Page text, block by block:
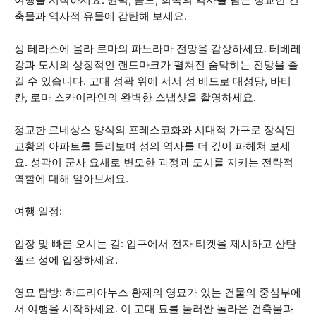
축물과 역사적 유물에 감탄해 보세요.
성 테라스에 올라 로마의 파노라마 전망을 감상하세요. 테베레
강과 도시의 상징적인 랜드마크가 펼쳐진 숨막히는 전망을 즐
길 수 있습니다. 고대 성곽 위에 서서 성 베드로 대성당, 바티
칸, 로마 스카이라인의 완벽한 스냅샷을 촬영하세요.
정교한 르네상스 양식의 프레스코화와 시대적 가구로 장식된
교황의 아파트를 둘러보며 성의 역사를 더 깊이 파헤쳐 보세
요. 성곽이 군사 요새로 변모한 과정과 도시를 지키는 전략적
역할에 대해 알아보세요.
여행 일정:
입장 및 빠른 오시는 길: 입구에서 전자 티켓을 제시하고 산탄
젤로 성에 입장하세요.
영묘 탐방: 하드리아누스 황제의 영묘가 있는 건물의 중심부에
서 여행을 시작하세요. 이 고대 묘를 둘러싼 놀라운 건축물과